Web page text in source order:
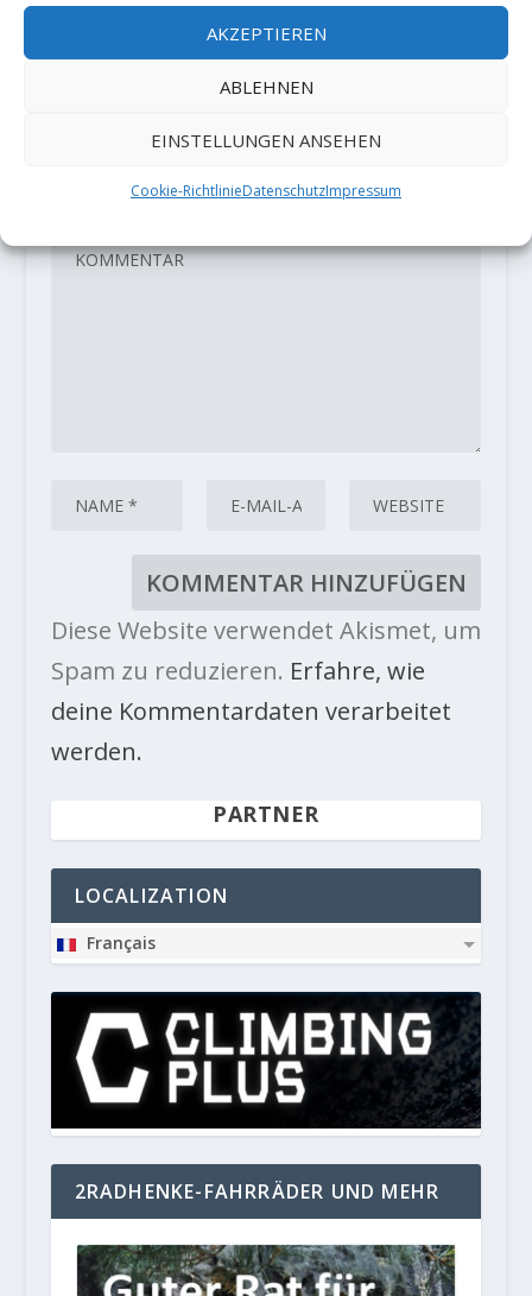
AKZEPTIEREN
ABLEHNEN
EINSTELLUNGEN ANSEHEN
Cookie-RichtlinieDatenschutzImpressum
HINTERLASSE EINE ANTWORT
Deine E-Mail-Adresse wird nicht
sind mit*markiert
Diese Website verwendet Akismet, um
Spam zu reduzieren. Erfahre, wie
deine Kommentardaten verarbeitet
werden.
PARTNER
LOCALIZATION
Français
2RADHENKE-FAHRRÄDER UND MEHR